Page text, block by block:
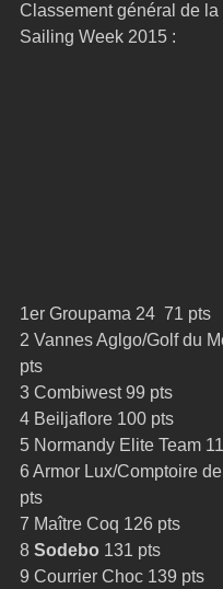
Classement général de
Sailing Week 2015 :
1er Groupama 24  71 pts
2 Vannes Aglgo/Golf du
pts
3 Combiwest 99 pts
4 Beiljaflore 100 pts
5 Normandy Elite Team
6 Armor Lux/Comptoire
pts
7 Maître Coq 126 pts
8 Sodebo 131 pts
9 Courrier Choc 139 pts